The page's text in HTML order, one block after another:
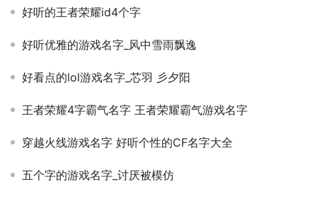
好听的王者荣耀id4个字
好听优雅的游戏名字_风中雪雨飘逸
好看点的lol游戏名字_芯羽 彡夕阳
王者荣耀4字霸气名字 王者荣耀霸气游戏名字
穿越火线游戏名字 好听个性的CF名字大全
五个字的游戏名字_讨厌被模仿